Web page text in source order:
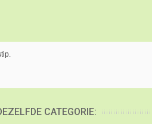
CATEGORIE: